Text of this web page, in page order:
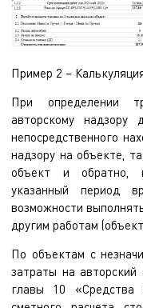
Пример 2 –
При определении
авторскому надзору
непосредственного
надзору на объекте,
объект и обратно,
указанный период
возможности
другим работам
По объектам с
затраты на авторский
главы 10 «Средства